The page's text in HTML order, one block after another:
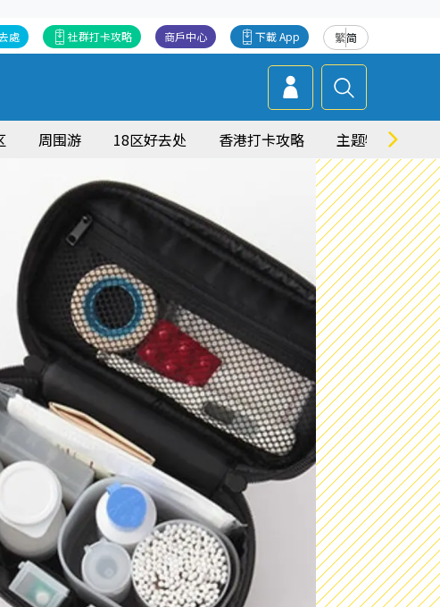
繁简
下載 App
商戶中心
社群打卡攻略
處
周围游 18区好去处 香港打卡攻略 主题特集